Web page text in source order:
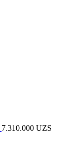
7.310.000 UZS